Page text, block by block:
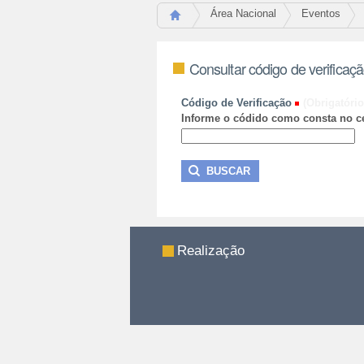
Área Nacional Eventos
Consultar código de
Código de Verificação
Informe o códido como consta no
Realização